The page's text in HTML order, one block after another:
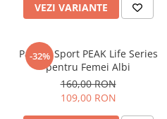
VEZI VARIANTE
-32%
Pantofi Sport PEAK Life Series
pentru Femei Albi
160,00 RON
109,00 RON